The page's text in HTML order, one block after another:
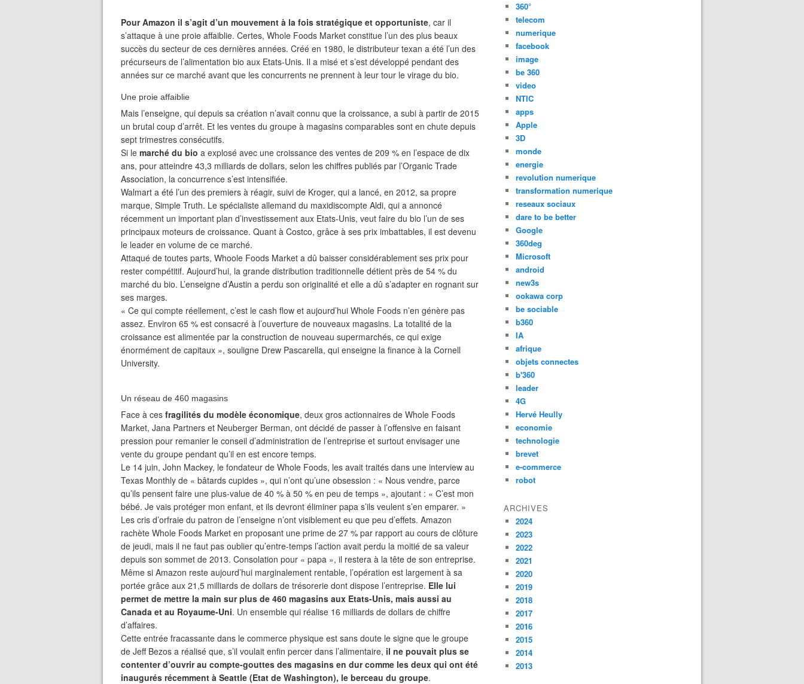
Pour Amazon il s’agit d’un mouvement à la fois stratégique et opportuniste, car il
s’attaque à une proie affaiblie. Certes, Whole Foods Market constitue l’un des plus beaux
succès du secteur de ces dernières années. Créé en 1980, le distributeur texan a été l’un des
précurseurs de l’alimentation bio aux Etats-Unis. Il a misé et s’est développé pendant des
années sur ce marché avant que les concurrents ne prennent à leur tour le virage du bio.
Une proie affaiblie
Mais l’enseigne, qui depuis sa création n’avait connu que la croissance, a subi à partir de 2015
un brutal coup d’arrêt. Et les ventes du groupe à magasins comparables sont en chute depuis
sept trimestres consécutifs.
Si le marché du bio a explosé avec une croissance des ventes de 209 % en l’espace de dix
ans, pour atteindre 43,3 milliards de dollars, selon les chiffres publiés par l’Organic Trade
Association, la concurrence s’est intensifiée.
Walmart a été l’un des premiers à réagir, suivi de Kroger, qui a lancé, en 2012, sa propre
marque, Simple Truth. Le spécialiste allemand du maxidiscompte Aldi, qui a annoncé
récemment un important plan d’investissement aux Etats-Unis, veut faire du bio l’un de ses
principaux moteurs de croissance. Quant à Costco, grâce à ses prix imbattables, il est devenu
le leader en volume de ce marché.
Attaqué de toutes parts, Whoole Foods Market a dû baisser considérablement ses prix pour
rester compétitif. Aujourd’hui, la grande distribution traditionnelle détient près de 54 % du
marché du bio. L’enseigne d’Austin a perdu son originalité et elle a dû s’adapter en rognant sur
ses marges.
« Ce qui compte réellement, c’est le cash flow et aujourd’hui Whole Foods n’en génère pas
assez. Environ 65 % est consacré à l’ouverture de nouveaux magasins. La totalité de la
croissance est alimentée par la construction de nouveau supermarchés, ce qui exige
énormément de capitaux », souligne Drew Pascarella, qui enseigne la finance à la Cornell
University.
Un réseau de 460 magasins
Face à ces fragilités du modèle économique, deux gros actionnaires de Whole Foods
Market, Jana Partners et Neuberger Berman, ont décidé de passer à l’offensive en faisant
pression pour remanier le conseil d’administration de l’entreprise et surtout envisager une
vente du groupe pendant qu’il en est encore temps.
Le 14 juin, John Mackey, le fondateur de Whole Foods, les avait traités dans une interview au
Texas Monthly de « bâtards cupides », qui n’ont qu’une obsession : « Nous vendre, parce
qu’ils pensent faire une plus-value de 40 % à 50 % en peu de temps », ajoutant : « C’est mon
bébé. Je vais protéger mon enfant, et ils devront éliminer papa s’ils veulent s’en emparer. »
Les cris d’orfraie du patron de l’enseigne n’ont visiblement eu que peu d’effets. Amazon
rachète Whole Foods Market en proposant une prime de 27 % par rapport au cours de clôture
de jeudi, mais il ne faut pas oublier qu’entre-temps l’action avait perdu la moitié de sa valeur
depuis son sommet de 2013. Consolation pour « papa », il restera à la tête de son entreprise.
Même si Amazon reste aujourd’hui marginalement rentable, l’opération est largement à sa
portée grâce aux 21,5 milliards de dollars de trésorerie dont dispose l’entreprise. Elle lui
permet de mettre la main sur plus de 460 magasins aux Etats-Unis, mais aussi au
Canada et au Royaume-Uni. Un ensemble qui réalise 16 milliards de dollars de chiffre
d’affaires.
Cette entrée fracassante dans le commerce physique est sans doute le signe que le groupe
de Jeff Bezos a réalisé que, s’il voulait enfin percer dans l’alimentaire, il ne pouvait plus se
contenter d’ouvrir au compte-gouttes des magasins en dur comme les deux qui ont été
inaugurés récemment à Seattle (Etat de Washington), le berceau du groupe.
360°
telecom
numerique
facebook
image
be 360
video
NTIC
apps
Apple
3D
monde
energie
revolution numerique
transformation numerique
reseaux sociaux
dare to be better
Google
360deg
Microsoft
android
new3s
ookawa corp
be sociable
b360
IA
afrique
objets connectes
b'360
leader
4G
Hervé Heully
economie
technologie
brevet
e-commerce
robot
ARCHIVES
2024
2023
2022
2021
2020
2019
2018
2017
2016
2015
2014
2013